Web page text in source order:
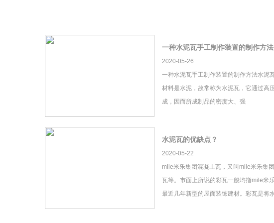
一种水泥瓦手工制作装置的制作方法
2020-05-26
一种水泥瓦手工制作装置的制作方法水泥
材料是水泥，故常称为水泥瓦，它通过高
成，因而所成制品的密度大、强
水泥瓦的优缺点？
2020-05-22
mile米乐集团混凝土瓦，又叫mile米乐集
瓦等。市面上所说的彩瓦一般均指mile米
最近几年新型的屋面装饰建材。彩瓦是将